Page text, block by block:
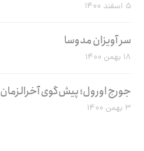
۵ اسفند ۱۴۰۰
سر آویزان مدوسا
۱۸ بهمن ۱۴۰۰
جورج اورول؛ پیش‌گوی آخرالزمان
۳ بهمن ۱۴۰۰